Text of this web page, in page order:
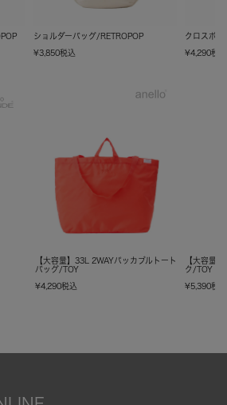
ショルダーバッグ/RETROPOP
¥3,850税込
クロスボデ
¥4,290税込
【大容量】33L 2WAYパッカブルトート
バッグ/TOY
¥4,290税込
【大容量
ク/TOY
¥5,390税込